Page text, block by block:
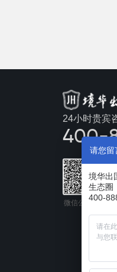
24小时贵宾
400-
微信公众号
请您留
境华出
生态圈
400-